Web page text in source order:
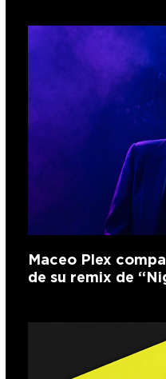
Maceo Plex
de su remix de